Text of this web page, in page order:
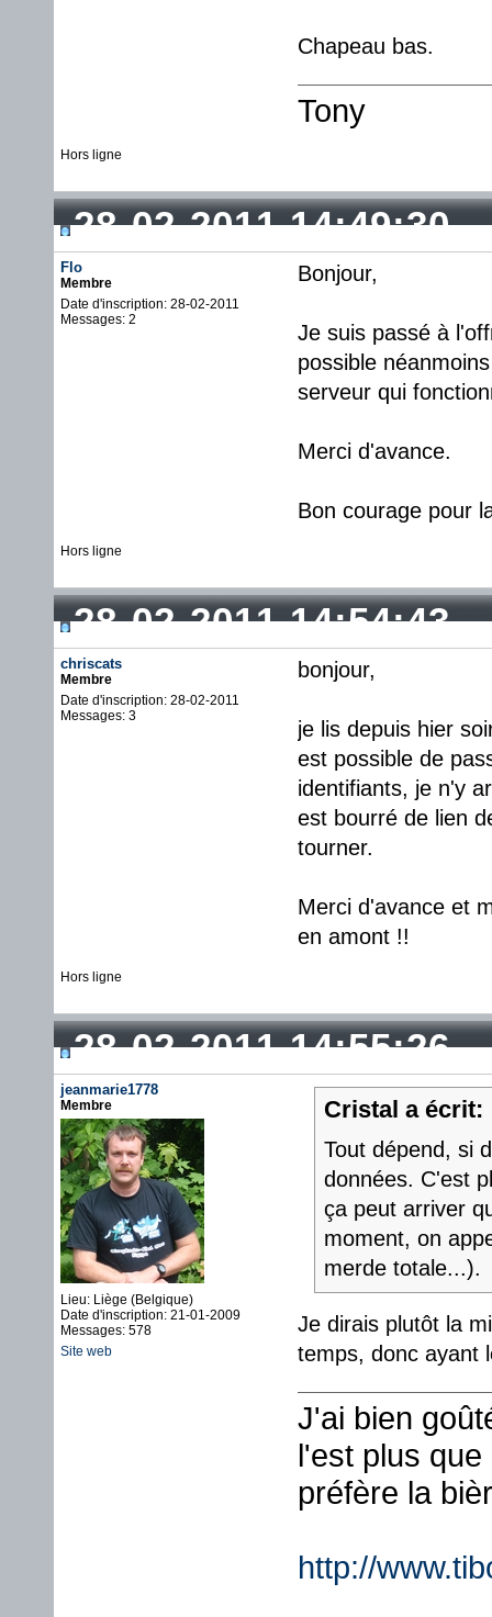
Chapeau bas.
Tony
Hors ligne
28-02-2011 14:49:30
Flo
Membre
Date d'inscription: 28-02-2011
Messages: 2
Bonjour,
Je suis passé à
possible
serveur qui
Merci d'avance.
Bon courage pour
Hors ligne
28-02-2011 14:54:43
chriscats
Membre
Date d'inscription: 28-02-2011
Messages: 3
bonjour,
je lis depuis hier
est possible de
identifiants, je n'y
est bourré de lien
tourner.
Merci d'avance et
en amont !!
Hors ligne
28-02-2011 14:55:26
jeanmarie1778
Membre
Lieu: Liège (Belgique)
Date d'inscription: 21-01-2009
Messages: 578
Site web
Cristal a écrit:
Tout dépend, si
données. C'est
ça peut arriver
moment, on
merde totale...).
Je dirais plutôt la
temps, donc
J'ai bien
l'est plus
préfère la
http://